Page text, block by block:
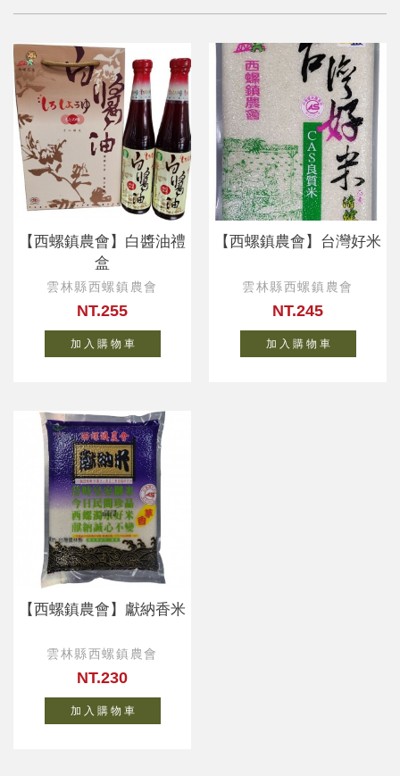
【西螺鎮農會】白醬油禮
盒
雲林縣西螺鎮農會
NT.255
加 入 購 物 車
【西螺鎮農會】台灣好米
雲林縣西螺鎮農會
NT.245
加 入 購 物 車
【西螺鎮農會】獻納香米
雲林縣西螺鎮農會
NT.230
加 入 購 物 車